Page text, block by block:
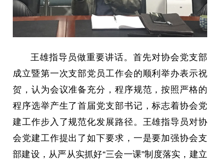
王雄指导员做重要讲话。首先对协会党支部
成立暨第一次支部党员工作会的顺利举办表示祝
贺，认为会议准备充分，程序规范，按照严格的
程序选举产生了首届党支部书记，标志着协会党
建工作步入了规范化发展路径。王雄指导员对协
会党建工作提出了如下要求，一是要加强协会支
部建设，从严从实抓好“三会一课”制度落实，建立